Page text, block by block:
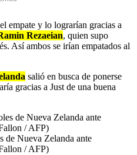
empate y lo lograrían gracias a
Rezaeian, quien supo
Así ambos se irían empatados al
salió en busca de ponerse
gracias a Just de una buena
de Nueva Zelanda ante
/ AFP)